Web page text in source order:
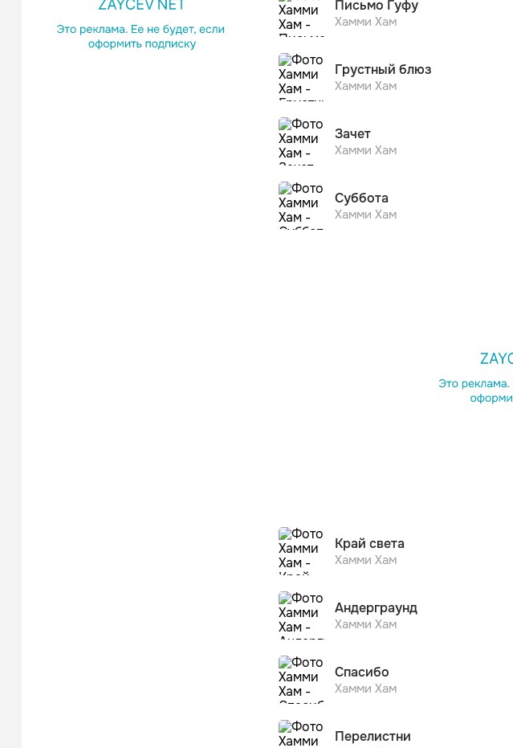
Письмо Гуфу
Хамми Хам
Грустный блюз
Хамми Хам
Зачет
Хамми Хам
Суббота
Хамми Хам
Край света
Хамми Хам
Андерграунд
Хамми Хам
Спасибо
Хамми Хам
Перелистни